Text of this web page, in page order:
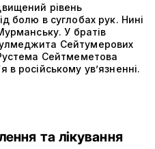
рівень
болю в суглобах рук. Нині
У братів
Сейтумерових
Сейтмеметова
в російському ув’язненні.
та лікування